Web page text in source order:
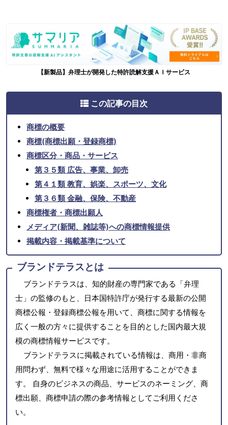
【新製品】弁理士が開発した特許読解支援ＡＩサービス
この記事の目次
商標の概要
商標(商標出願・登録商標)
商標区分・商品・サービス
第３５類 広告、事業、卸売
第４１類 教育、娯楽、スポーツ、文化
第３６類 金融、保険、不動産
商標権者・商標出願人
メディア(新聞、雑誌等)への商標情報提供
掲載内容・掲載基準について
ブランドテラスとは
ブランドテラスは、知的財産の専門家である「弁理
士」の監修のもと、日本国特許庁が発行する最新の公開
商標公報・登録商標公報を用いて、商標に関する情報を
広く一般の方々に提供することを目的とした国内最大規
模の商標情報サービスです。
ブランドテラスに掲載されている情報は、商用・非商
用問わず、無料で様々な用途に活用することができま
す。 自身のビジネスの商品、サービスのネーミング、商
標出願、商標申請の際の参考情報としてご利用くださ
い。